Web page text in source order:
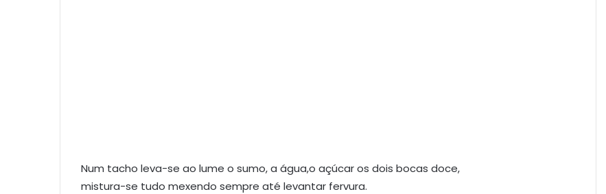
Num tacho leva-se ao lume o sumo, a água,o açúcar os dois bocas doce,
mistura-se tudo mexendo sempre até levantar fervura.